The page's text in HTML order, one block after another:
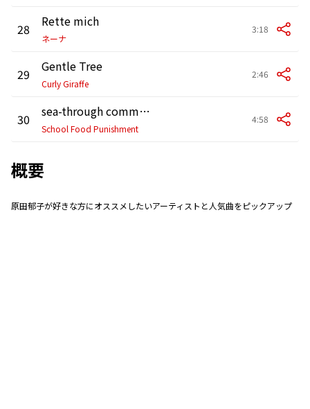
28 Rette mich
ネーナ
3:18
29 Gentle Tree
Curly Giraffe
2:46
30 sea-through communication
School Food Punishment
4:58
概要
原田郁子が好きな方にオススメしたいアーティストと人気曲をピックアップ